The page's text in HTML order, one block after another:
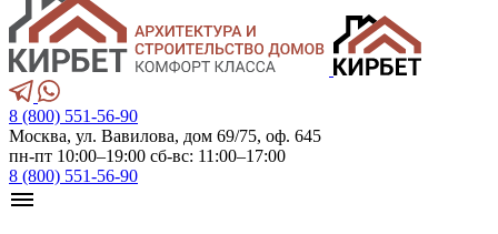
8 (800) 551-56-90
Москва, ул. Вавилова, дом 69/75, оф. 645
пн-пт 10:00–19:00 сб-вс: 11:00–17:00
8 (800) 551-56-90